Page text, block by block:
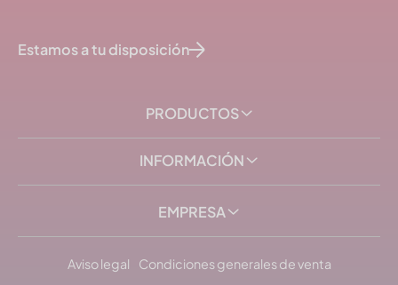
Estamos a tu disposición
PRODUCTOS
INFORMACIÓN
EMPRESA
Aviso legal
Condiciones generales de venta